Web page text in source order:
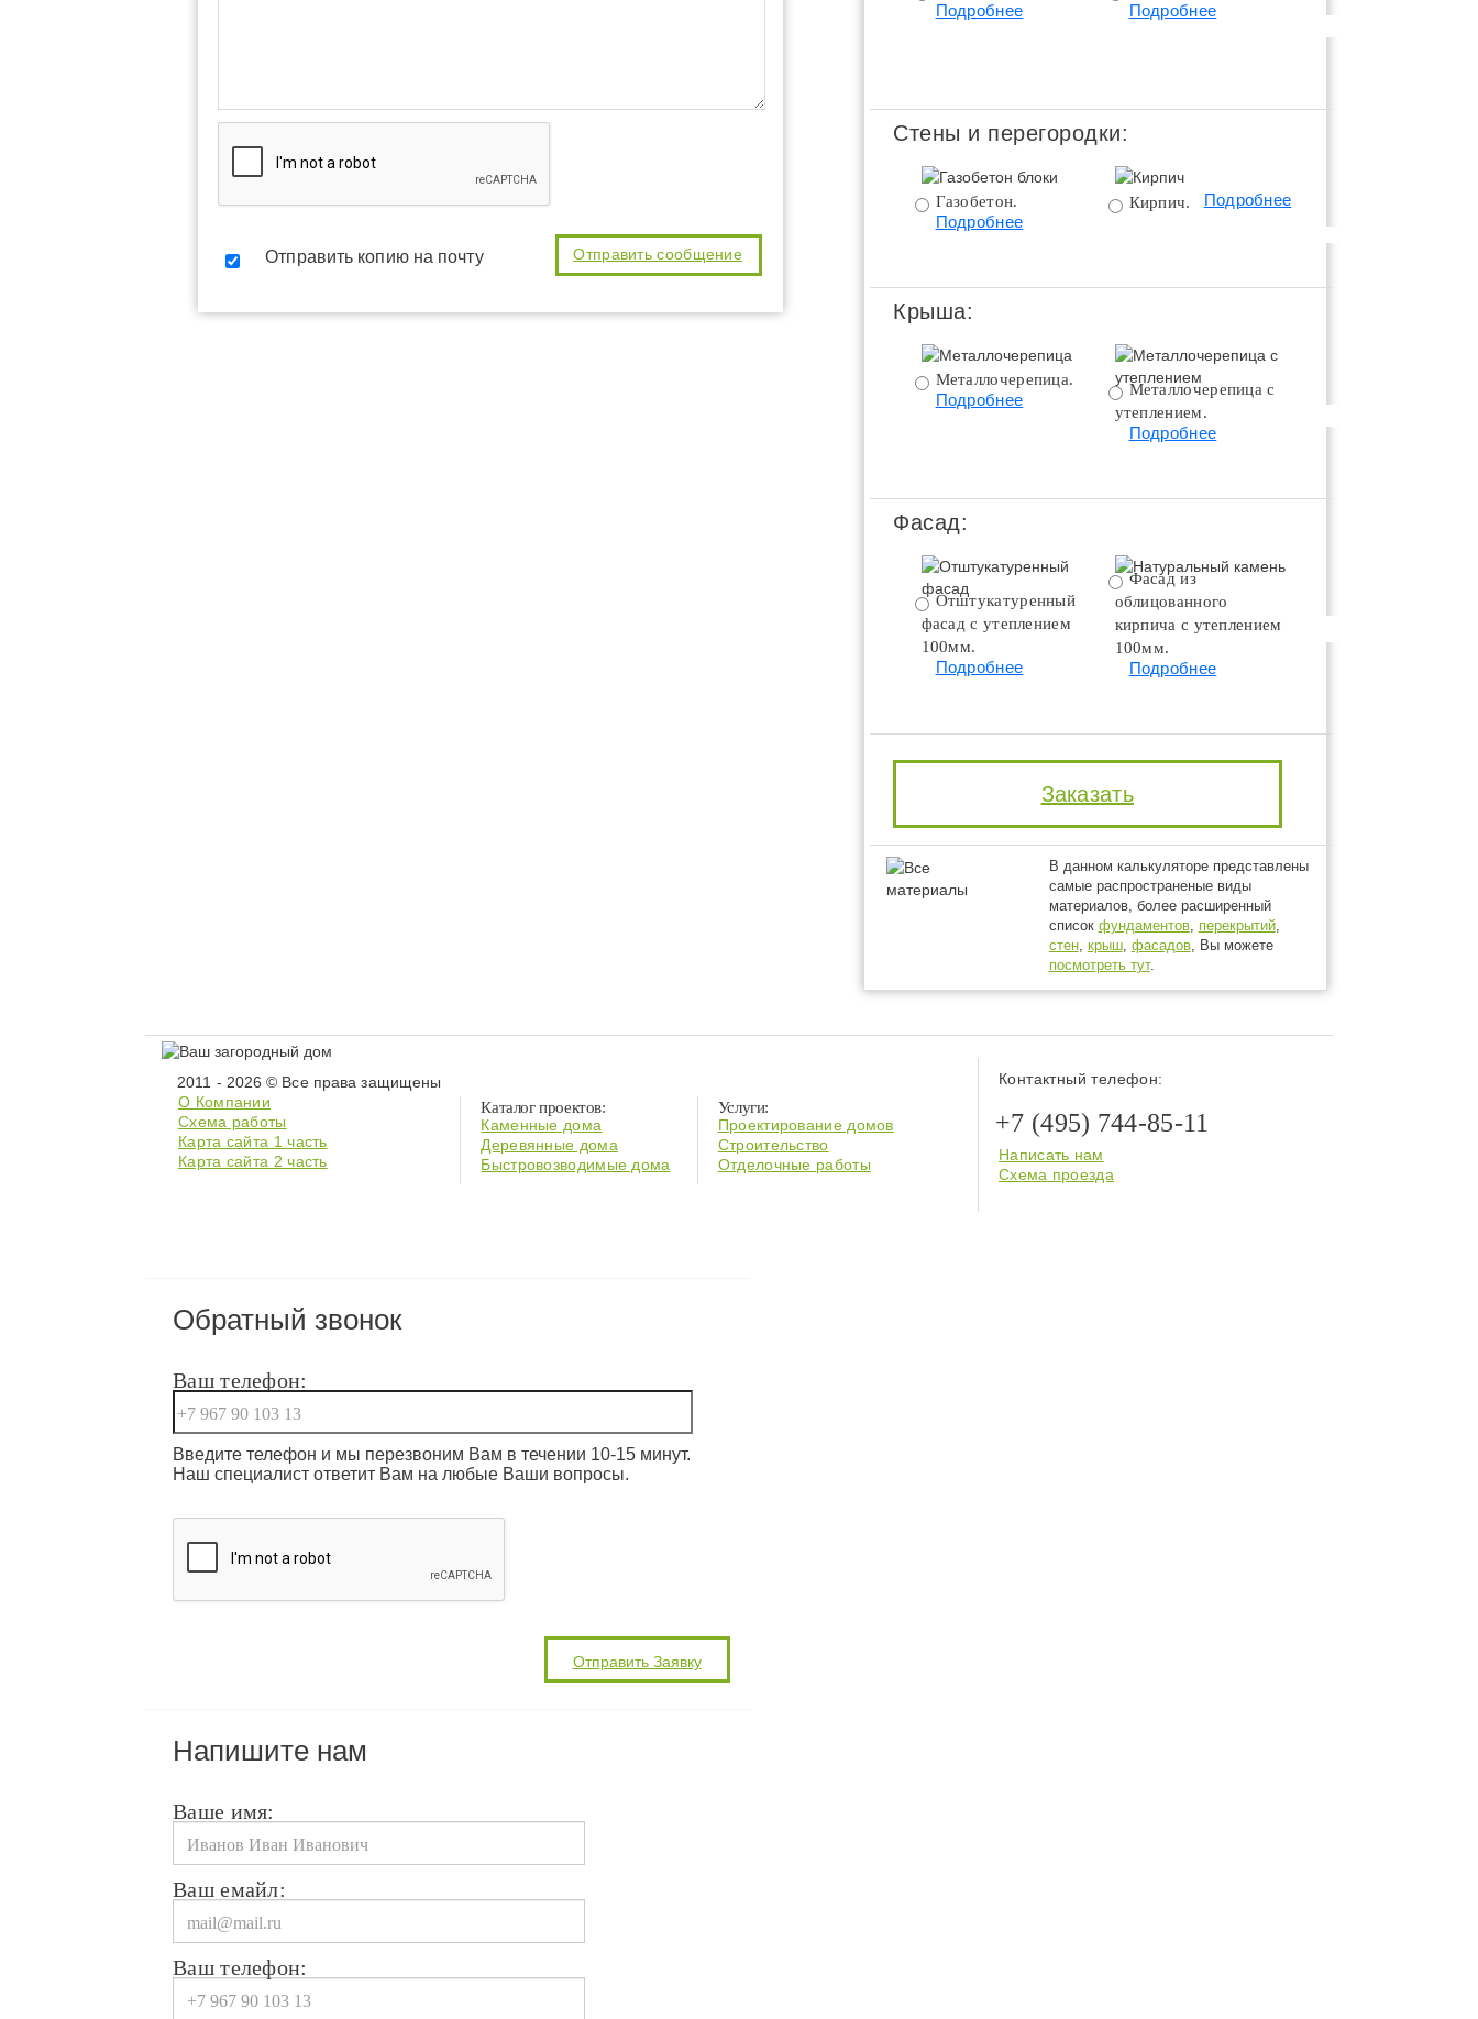
Отправить копию на почту
Подробнее Подробнее
Подробнее
Стены и перегородки:
Газобетон.
Подробнее
Кирпич. Подробнее
Крыша:
Металлочерепица.
Подробнее
Металлочерепица с
утеплением.
Подробнее Подробнее
Фасад:
Отштукатуренный
фасад с утеплением
100мм.
Подробнее
Фасад из
облицованного
кирпича с утеплением
100мм.
Подробнее
Заказать
В данном калькуляторе представлены
самые распространеные виды
материалов, более расширенный
список фундаментов, перекрытий,
стен, крыш, фасадов, Вы можете
посмотреть тут.
2011 - 2026 © Все права защищены
О Компании
Схема работы
Карта сайта 1 часть
Карта сайта 2 часть
Каталог проектов:
Каменные дома
Деревянные дома
Быстровозводимые дома
Услуги:
Проектирование домов
Строительство
Отделочные работы
Контактный телефон:
+7 (495) 744-85-11
Написать нам
Схема проезда
Обратный звонок
Ваш телефон:
Введите телефон и мы перезвоним Вам в течении 10-15 минут.
Наш специалист ответит Вам на любые Ваши вопросы.
Напишите нам
Ваше имя:
Ваш емайл:
Ваш телефон: